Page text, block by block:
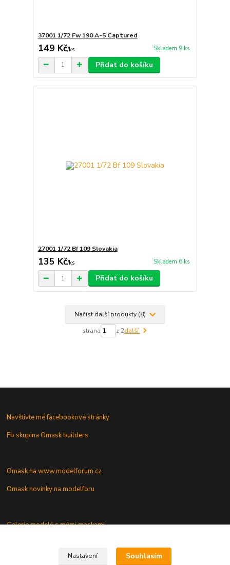
37001 1/72 Fw 190 A-5 Captured
149 Kč/ks Skladem 9 ks
Přidat do košíku
27001 1/72 Bf 109 Slovakia
135 Kč/ks Skladem 6 ks
Přidat do košíku
Načíst další produkty (8)
strana z 2další
Navštivte mé facebookové stránky
Fb skupina Omask builders
Omask na www.modelforum.cz
Omask novinky na modelforu
Galerie modelů s mými maskami
Nastavení Souhlasím